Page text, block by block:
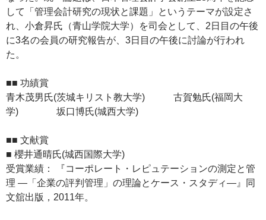
して「管理会計研究の現状と課題」というテーマが設定さ
れ、小倉昇氏（青山学院大学）を司会として、2日目の午後
に3名の会員の研究報告が、3日目の午後に討論が行われ
た。
■■ 功績賞
青木茂男氏(茨城キリスト教大学) 古賀勉氏(福岡大
学) 坂口博氏(城西大学)
■■ 文献賞
■ 櫻井通晴氏(城西国際大学)
受賞業績： 『コーポレート・レピュテーションの測定と管
理 ―「企業の評判管理」の理論とケース・スタディ―』同
文舘出版，2011年。